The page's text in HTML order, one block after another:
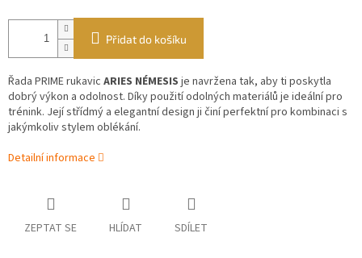
Přidat do košíku
Řada PRIME rukavic ARIES NÉMESIS je navržena tak, aby ti poskytla
dobrý výkon a odolnost. Díky použití odolných materiálů je ideální pro
trénink. Její střídmý a elegantní design ji činí perfektní pro kombinaci s
jakýmkoliv stylem oblékání.
Detailní informace
ZEPTAT SE HLÍDAT SDÍLET